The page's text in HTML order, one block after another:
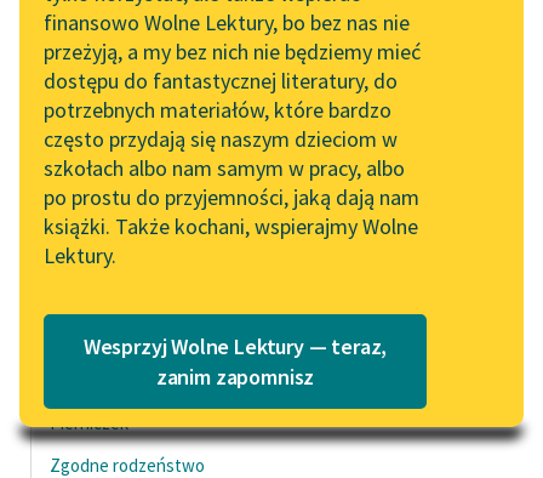
Zapraszamy na spotkanie
online z tłumaczkami
literatury skandynawskiej
Spotkanie z Katarzyną
Tunkiel w Oslo
102. lata temu zmarł
Joseph Conrad
Lektury szkolne i klasyka
literatury do słuchania dla
uczennic i uczniów z
niepełnosprawnościami
API
OAI-PMH
Widget Wolnych Lektur
Przypisy
Katalog w formacie PDF
finansowo Wolne Lektury, bo bez nas nie
przeżyją, a my bez nich nie będziemy mieć
dostępu do fantastycznej literatury, do
potrzebnych materiałów, które bardzo
często przydają się naszym dzieciom w
szkołach albo nam samym w pracy, albo
po prostu do przyjemności, jaką dają nam
książki. Także kochani, wspierajmy Wolne
Lektury.
Wesprzyj Wolne Lektury — teraz,
zanim zapomnisz
Bajki i powiastki
Dwa pługi
Henryś i Waluś
Pierścionek
Adelka
Czysty kotek
Pierniczek
Zgodne rodzeństwo